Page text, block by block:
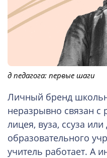
д педагога: первые шаги
Личный бренд
неразрывно связан с
лицея, вуза, ссуза или
образовательного
учитель работает. А